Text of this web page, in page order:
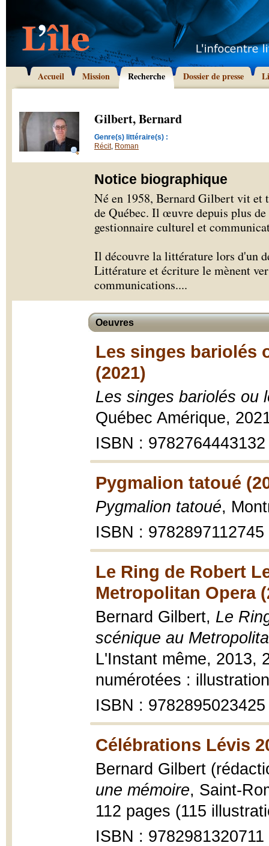
Accueil Mission Recherche Dossier de presse
Gilbert, Bernard
Genre(s) littéraire(s) :
Récit, Roman
Notice biographique
Né en 1958, Bernard Gilbert vit
de Québec. Il œuvre depuis plus
gestionnaire culturel et
Il découvre la littérature lors d'un
Littérature et écriture le mènent
communications....
Oeuvres
Les singes bariolés
(2021)
Les singes bariolés ou
Québec Amérique,
ISBN : 9782764443132
Pygmalion tatoué
Pygmalion tatoué,
ISBN : 9782897112745
Le Ring de Robert
Metropolitan Opera
Bernard Gilbert, Le
scénique au
L'Instant même, 2013,
numérotées :
ISBN : 9782895023425
Célébrations Lévis
Bernard Gilbert
une mémoire, Saint-
112 pages (115
ISBN : 9782981320711